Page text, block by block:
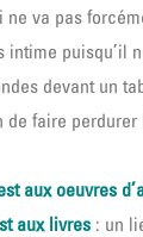
ne va pas
intime puisqu’il
devant un
de faire
aux oeuvres
aux livres : un